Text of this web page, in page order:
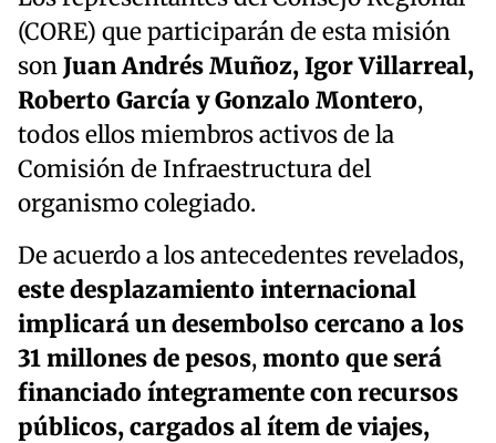
(CORE) que participarán de esta misión
sonJuan Andrés Muñoz, Igor Villarreal,
Roberto García y Gonzalo Montero,
todos ellos miembros activos de la
Comisión de Infraestructura del
organismo colegiado.
De acuerdo a los antecedentes revelados,
este desplazamiento internacional
implicará un desembolso cercano a los
31 millones de pesos,monto que será
financiado íntegramente con recursos
públicos, cargados al ítem de viajes,